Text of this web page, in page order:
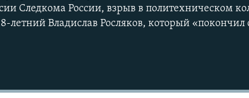
Следкома России, взрыв в политехническом
летний Владислав Росляков, который «покончил